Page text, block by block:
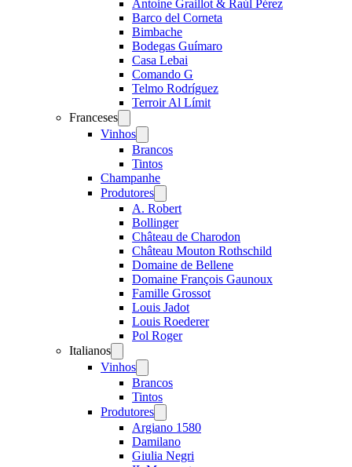
Antoine Graillot & Raúl Pérez
Barco del Corneta
Bimbache
Bodegas Guímaro
Casa Lebai
Comando G
Telmo Rodríguez
Terroir Al Límit
Franceses
menu
Vinhos
menu
Brancos
Tintos
Champanhe
Produtores
menu
A. Robert
Bollinger
Château de Charodon
Château Mouton Rothschild
Domaine de Bellene
Domaine François Gaunoux
Famille Grossot
Louis Jadot
Louis Roederer
Pol Roger
Italianos
menu
Vinhos
menu
Brancos
Tintos
Produtores
menu
Argiano 1580
Damilano
Giulia Negri